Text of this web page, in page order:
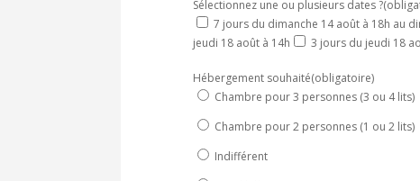
Sélectionnez une ou plusieurs dates ?
7 jours du dimanche 14 août à 18h au
jeudi 18 août à 14h
3 jours du jeudi 18
Hébergement souhaité(obligatoire)
Chambre pour 3 personnes (3 ou 4 lits)
Chambre pour 2 personnes (1 ou 2 lits)
Indifférent